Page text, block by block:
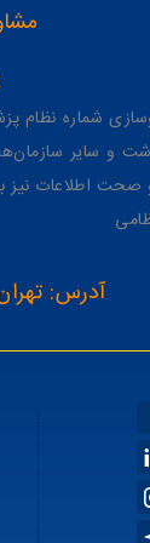
پزشکی: د-3247،
و سایر
صحت اطلاعات
آدرس: